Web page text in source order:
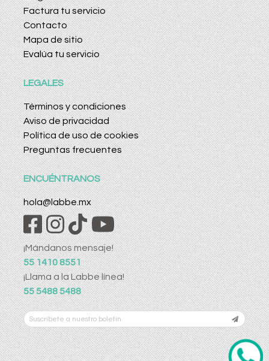
Factura tu servicio
Contacto
Mapa de sitio
Evalúa tu servicio
LEGALES
Términos y condiciones
Aviso de privacidad
Política de uso de cookies
Preguntas frecuentes
ENCUÉNTRANOS
hola@labbe.mx
¡Mándanos mensaje!
55 1410 8551
¡Llama a la Labbe línea!
55 5488 5488